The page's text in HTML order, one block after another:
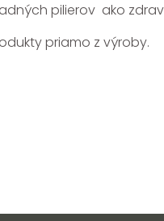
pilierov ako
priamo z výroby.